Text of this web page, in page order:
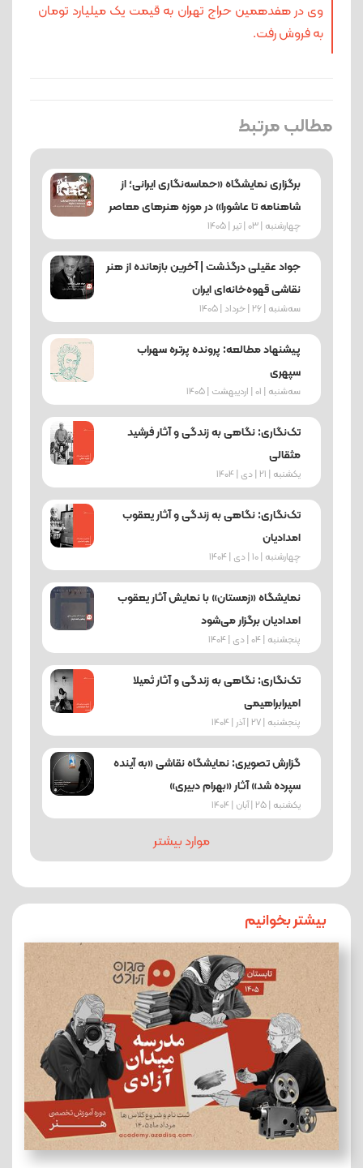
وی در هفدهمین حراج تهران به قیمت یک میلیارد تومان
به فروش رفت.
مطالب مرتبط
برگزاری نمایشگاه «حماسه‌نگاری ایرانی؛ از
شاهنامه تا عاشورا» در موزه هنرهای معاصر
چهارشنبه | 03 | تیر | 1405
جواد عقیلی درگذشت | آخرین بازمانده از هنر
نقاشی قهوه‌خانه‌ای ایران
ﺳﻪشنبه | 26 | خرداد | 1405
پیشنهاد مطالعه: پرونده پرتره سهراب
سپهری
ﺳﻪشنبه | 01 | اردیبهشت | 1405
تک‌نگاری: نگاهی به زندگی و آثار فرشید
مثقالی
یکشنبه | 21 | دی | 1404
تک‌نگاری: نگاهی به زندگی و آثار یعقوب
امدادیان
چهارشنبه | 10 | دی | 1404
نمایشگاه «زمستان» با نمایش آثار یعقوب
امدادیان برگزار می‌شود
پنجشنبه | 04 | دی | 1404
تک‌نگاری: نگاهی به زندگی و آثار ثمیلا
امیرابراهیمی
پنجشنبه | 27 | آذر | 1404
گزارش تصویری: نمایشگاه نقاشی «به آینده
سپرده شد» آثار «بهرام دبیری»
یکشنبه | 25 | آبان | 1404
موارد بیشتر
بیشتر بخوانیم